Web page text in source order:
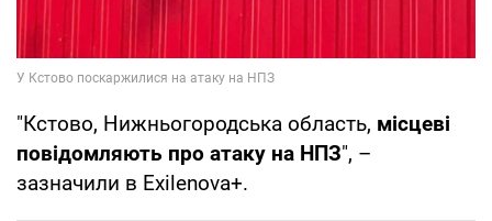
"Кстово, Нижньогородська область, місцеві
повідомляють про атаку на НПЗ", –
зазначили в Exilenova+.